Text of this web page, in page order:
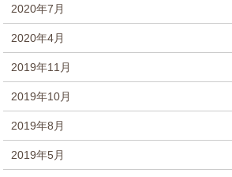
2020年7月
2020年4月
2019年11月
2019年10月
2019年8月
2019年5月